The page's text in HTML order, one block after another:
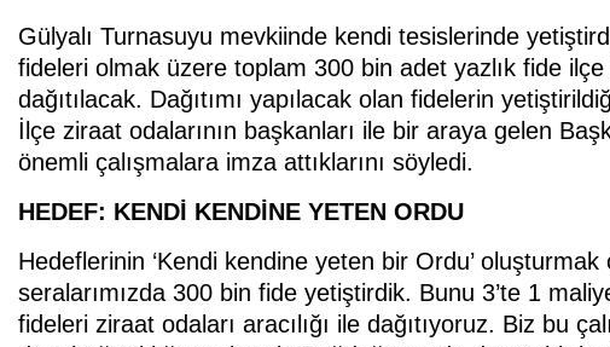
Gülyalı Turnasuyu mevkiinde kendi tesislerinde
fideleri olmak üzere toplam 300 bin adet yazlık fide ilçe
dağıtılacak. Dağıtımı yapılacak olan fidelerin
İlçe ziraat odalarının başkanları ile bir araya gelen
önemli çalışmalara imza attıklarını söyledi.
HEDEF: KENDİ KENDİNE YETEN ORDU
Hedeflerinin ‘Kendi kendine yeten bir Ordu’
seralarımızda 300 bin fide yetiştirdik. Bunu 3’te 1
fideleri ziraat odaları aracılığı ile dağıtıyoruz. Biz bu